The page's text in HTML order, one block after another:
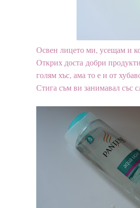
Освен лицето ми, усещам и
Открих доста добри
голям хъс, ама то е и от
Стига съм ви занимавал със